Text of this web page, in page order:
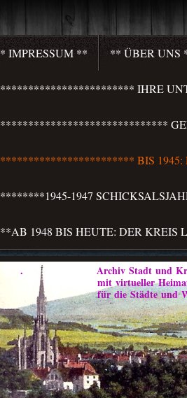
IMPRESSUM ** ** ÜBER UNS
IHRE
BIS 1945:
1947
1948 BIS HEUTE: DER KREIS
. Archiv Stadt und
mit virtueller
für die Städte und